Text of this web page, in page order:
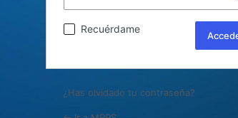
Recuérdame
¿Has olvidado tu contraseña?